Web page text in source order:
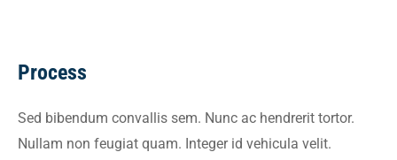
Process
Sed bibendum convallis sem. Nunc ac hendrerit tortor.
Nullam non feugiat quam. Integer id vehicula velit.